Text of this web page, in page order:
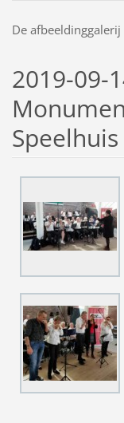
De afbeeldinggalerij
2019-09-